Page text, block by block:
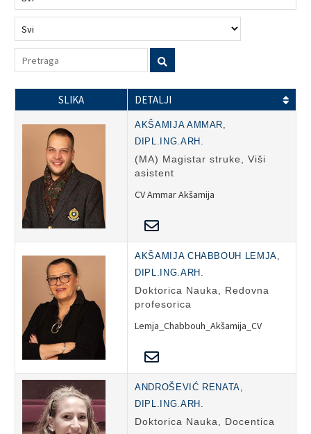
SLIKA DETALJI
AKŠAMIJA AMMAR,
DIPL.ING.ARH.
(MA) Magistar struke, Viši
asistent
CV Ammar Akšamija
AKŠAMIJA CHABBOUH LEMJA,
DIPL.ING.ARH.
Doktorica Nauka, Redovna
profesorica
Lemja_Chabbouh_Akšamija_CV
ANDROŠEVIĆ RENATA,
DIPL.ING.ARH.
Doktorica Nauka, Docentica